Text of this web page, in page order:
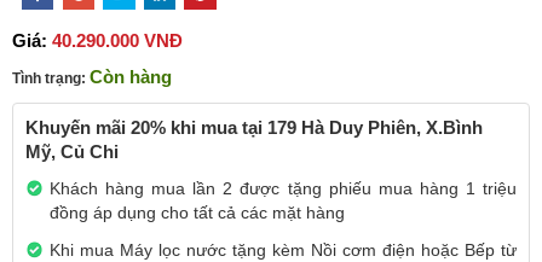
Giá: 40.290.000 VNĐ
Tình trạng: Còn hàng
Khuyến mãi 20% khi mua tại 179 Hà Duy Phiên, X.Bình
Mỹ, Củ Chi
Khách hàng mua lần 2 được tặng phiếu mua hàng 1 triệu
đồng áp dụng cho tất cả các mặt hàng
Khi mua Máy lọc nước tặng kèm Nồi cơm điện hoặc Bếp từ